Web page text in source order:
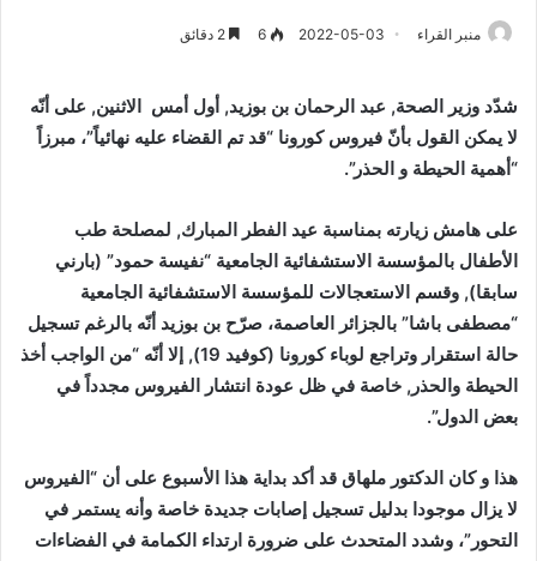
منبر القراء 2022-05-03
6
شدّد وزير الصحة, عبد الرحمان بن بوزيد, أول أمس الاثنين, على أنّه
لا يمكن القول بأنّ فيروس كورونا “قد تم القضاء عليه نهائياً”، مبرزاً
“أهمية الحيطة و الحذر”.
على هامش زيارته بمناسبة عيد الفطر المبارك, لمصلحة طب
الأطفال بالمؤسسة الاستشفائية الجامعية “نفيسة حمود” (بارني
سابقا), وقسم الاستعجالات للمؤسسة الاستشفائية الجامعية
“مصطفى باشا” بالجزائر العاصمة، صرّح بن بوزيد أنّه بالرغم تسجيل
حالة استقرار وتراجع لوباء كورونا (كوفيد 19), إلا أنّه “من الواجب أخذ
الحيطة والحذر, خاصة في ظل عودة انتشار الفيروس مجدداً في
بعض الدول”.
هذا و كان الدكتور ملهاق قد أكد بداية هذا الأسبوع على أن “الفيروس
لا يزال موجودا بدليل تسجيل إصابات جديدة خاصة وأنه يستمر في
التحور”، وشدد المتحدث على ضرورة ارتداء الكمامة في الفضاءات